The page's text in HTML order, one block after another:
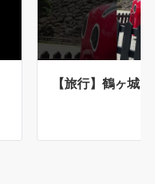
【旅行】鶴ヶ城